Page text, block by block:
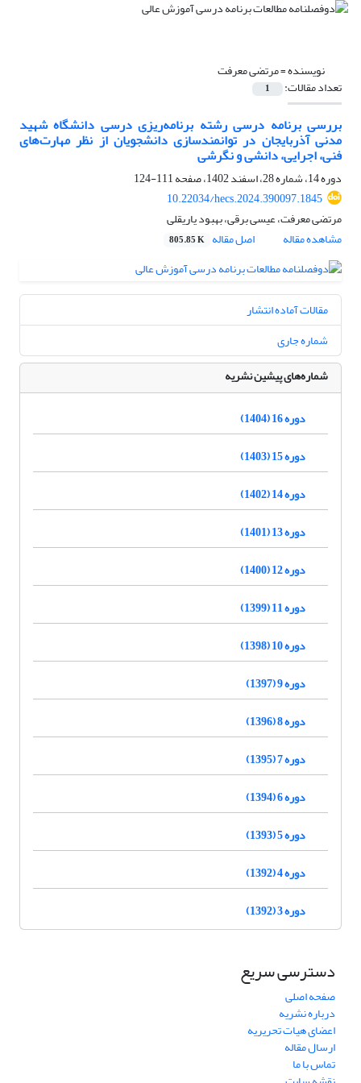
نویسنده =مرتضی معرفت
تعداد مقالات: 1
بررسی برنامه درسی رشته برنامه‌ریزی درسی دانشگاه شهید
مدنی آذربایجان در توانمندسازی دانشجویان از نظر مهارت‌های
فنی، اجرایی، دانشی و نگرشی
دوره 14، شماره 28، اسفند 1402، صفحه
111-124
10.22034/hecs.2024.390097.1845
مرتضی معرفت، عیسی برقی، بهبود یاریقلی
مشاهده مقاله
اصل مقاله 805.85 K
مقالات آماده انتشار
شماره جاری
شماره‌های پیشین نشریه
دوره 16 (1404)
دوره 15 (1403)
دوره 14 (1402)
دوره 13 (1401)
دوره 12 (1400)
دوره 11 (1399)
دوره 10 (1398)
دوره 9 (1397)
دوره 8 (1396)
دوره 7 (1395)
دوره 6 (1394)
دوره 5 (1393)
دوره 4 (1392)
دوره 3 (1392)
دسترسی سریع
صفحه اصلی
درباره نشریه
اعضای هیات تحریریه
ارسال مقاله
تماس با ما